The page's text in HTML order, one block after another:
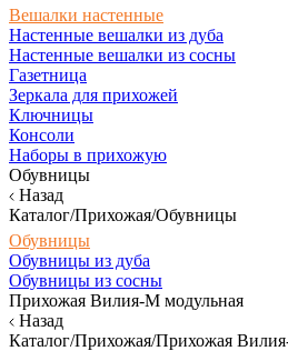
Вешалки настенные
Настенные вешалки из дуба
Настенные вешалки из сосны
Газетница
Зеркала для прихожей
Ключницы
Консоли
Наборы в прихожую
Обувницы
Назад
Каталог/Прихожая/Обувницы
Обувницы
Обувницы из дуба
Обувницы из сосны
Прихожая Вилия-М модульная
Назад
Каталог/Прихожая/Прихожая